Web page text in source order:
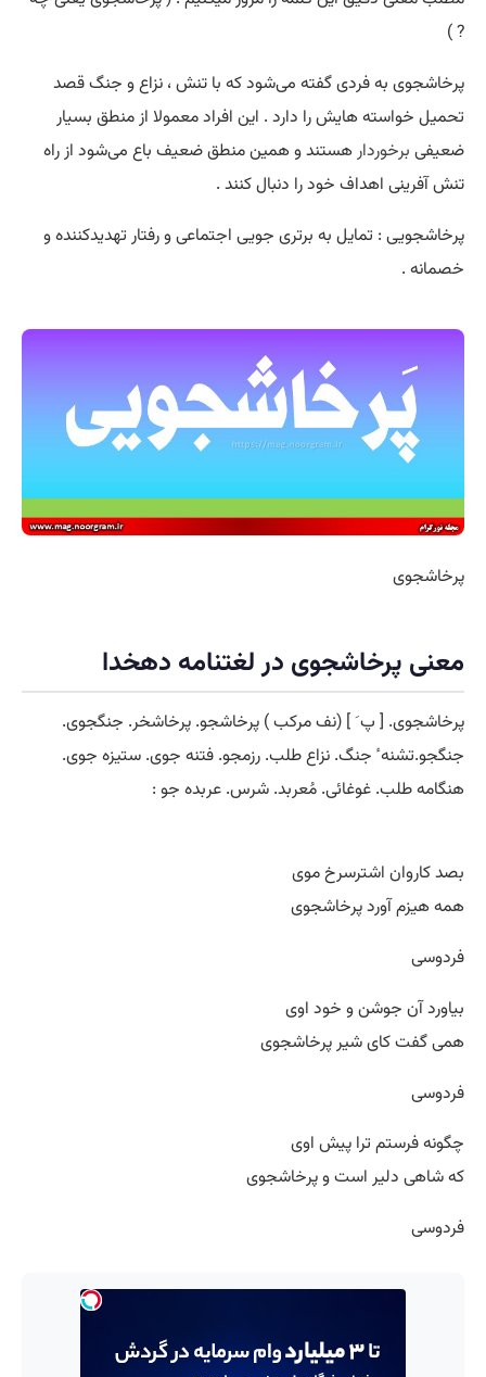
? )
پرخاشجوی به فردی گفته می‌شود که با تنش ، نزاع و جنگ قصد
تحمیل خواسته هایش را دارد . این افراد معمولا از منطق بسیار
ضعیفی برخوردارهستند و همین منطق ضعیف باع می‌شود از راه
تنش آفرینی اهداف خود را دنبال کنند .
پرخاشجویی : تمایل به برتری جویی اجتماعی و رفتار تهدیدکننده و
خصمانه .
پرخاشجوی
معنی پرخاشجوی در لغتنامه دهخدا
پرخاشجوی. [ پ َ ] (نف مرکب ) پرخاشجو. پرخاشخر. جنگجوی.
جنگجو.تشنه ٔ جنگ. نزاع طلب. رزمجو. فتنه جوی. ستیزه جوی.
هنگامه طلب. غوغائی. مُعربد. شرس. عربده جو :
بصد کاروان اشترسرخ موی
همه هیزم آورد پرخاشجوی
فردوسی
بیاورد آن جوشن و خود اوی
همی گفت کای شیر پرخاشجوی
فردوسی
چگونه فرستم ترا پیش اوی
که شاهی دلیر است و پرخاشجوی
فردوسی